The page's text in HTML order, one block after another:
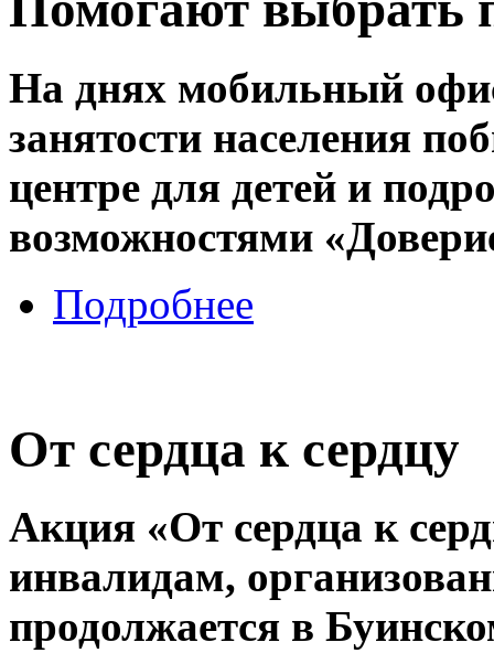
На днях мобильный
занятости населения
центре для детей и
возможностями
Подробнее
От сердца к сердцу
Акция «От сердца к
инвалидам,
продолжается в